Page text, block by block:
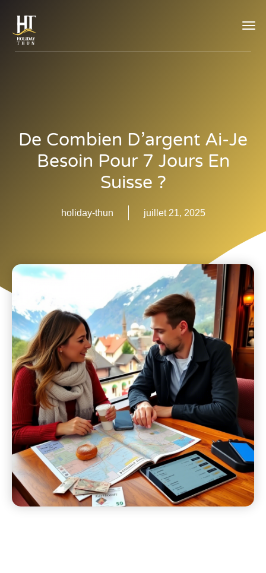
De Combien D’argent Ai-Je
Besoin Pour 7 Jours En
Suisse ?
holiday-thun juillet 21, 2025